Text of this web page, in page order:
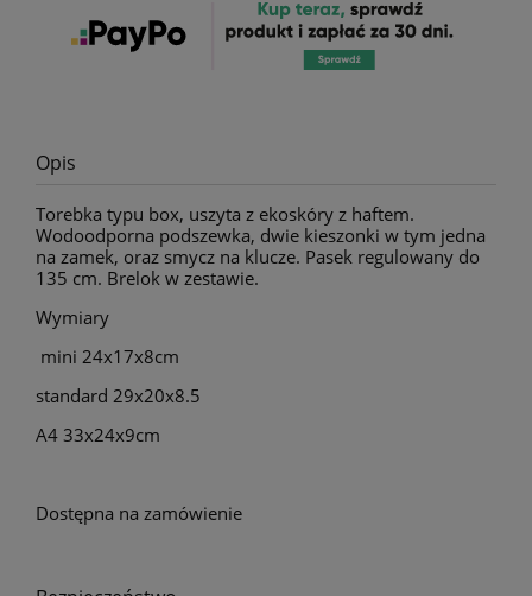
Opis
Torebka typu box, uszyta z ekoskóry z haftem.
Wodoodporna podszewka, dwie kieszonki w tym jedna
na zamek, oraz smycz na klucze. Pasek regulowany do
135 cm. Brelok w zestawie.
Wymiary
mini 24x17x8cm
standard 29x20x8.5
A4 33x24x9cm
Dostępna na zamówienie